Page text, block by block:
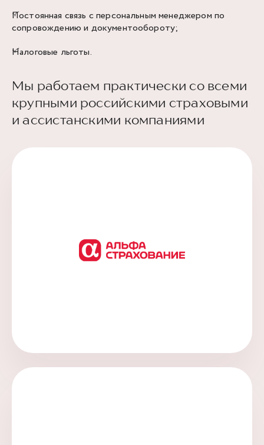
Постоянная связь с персональным менеджером по
сопровождению и документообороту;
Налоговые льготы.
Мы работаем практически со всеми
крупными российскими страховыми
и ассистанскими компаниями